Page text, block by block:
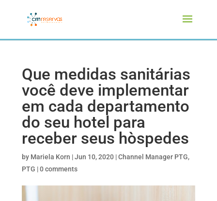
Que medidas sanitárias
você deve implementar
em cada departamento
do seu hotel para
receber seus hòspedes
by Mariela Korn |Jun 10, 2020|Channel Manager PTG,
PTG |0 comments